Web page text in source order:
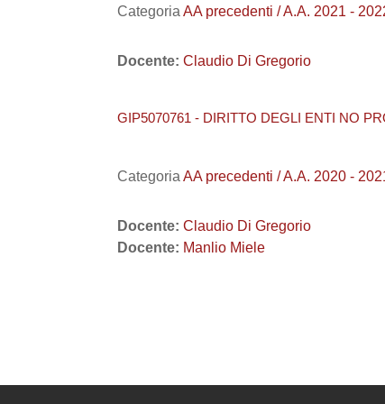
Categoria AA precedenti / A.A. 2021 -
Docente: Claudio Di Gregorio
GIP5070761 - DIRITTO DEGLI ENTI NO
Categoria AA precedenti / A.A. 2020 -
Docente: Claudio Di Gregorio
Docente: Manlio Miele